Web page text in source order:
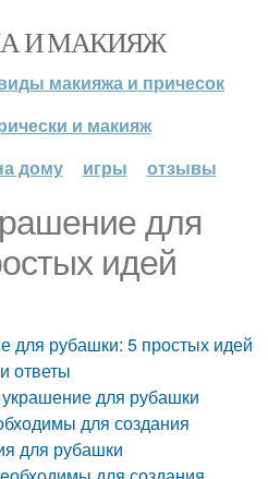
И МАКИЯЖ
макияжа и причесок
и макияж
дому
игры отзывы
для
идей
для рубашки: 5 простых идей
ответы
для рубашки
для создания
для рубашки